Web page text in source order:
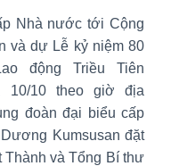
Nhà nước tới Cộng
và dự Lễ kỷ niệm 80
động Triều Tiên
10/10 theo giờ địa
đoàn đại biểu cấp
Kumsusan đặt
và Tổng Bí thư